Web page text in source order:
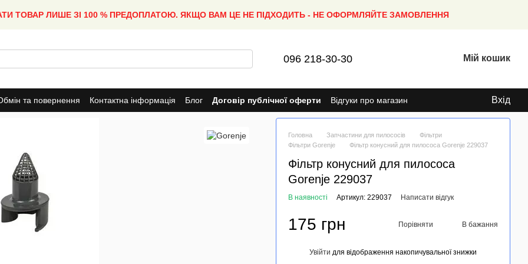
ТОВАР ЛИШЕ ЗІ 100 % ПРЕДОПЛАТОЮ. ЯКЩО ВАМ ЦЕ НЕ ПІДХОДИТЬ - НЕ ОФОРМЛЯЙТЕ ЗАМОВЛЕННЯ
096 218-30-30 Мій кошик
та повернення Контактна інформація Блог Договір публічної оферти Відгуки про магазин Вхід
Головна Запчастини для пилососів
Фільтри
Фільтри Gorenje
Фільтр конусний для пилососа Gorenje 229037
Фільтр конусний для пилососа
Gorenje 229037
В наявності Артикул: 229037 Написати відгук
175 грн Порівняти В бажання
Увійти для відображення накопичувальної знижки